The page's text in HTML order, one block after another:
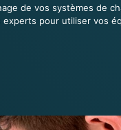
de vos systèmes de
pour utiliser vos